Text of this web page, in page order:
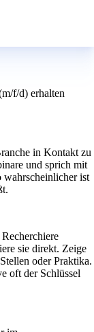
f/d) erhalten
in Kontakt zu
und sprich mit
wahrscheinlicher ist
sie direkt. Zeige
oder Praktika.
oft der Schlüssel